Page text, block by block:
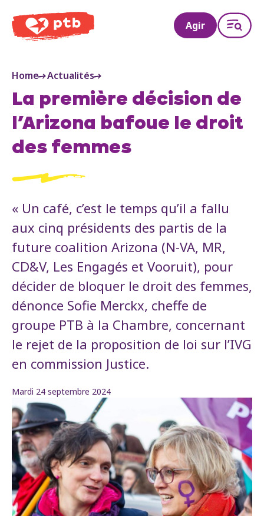
PTB
Agir
Home Actualités
La première décision de
l’Arizona bafoue le droit
des femmes
« Un café, c’est le temps qu’il a fallu
aux cinq présidents des partis de la
future coalition Arizona (N-VA, MR,
CD&V, Les Engagés et Vooruit), pour
décider de bloquer le droit des femmes,
dénonce Sofie Merckx, cheffe de
groupe PTB à la Chambre, concernant
le rejet de la proposition de loi sur l’IVG
en commission Justice.
Mardi 24 septembre 2024